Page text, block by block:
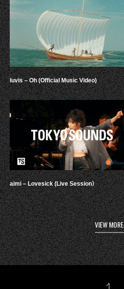
luvis – Oh (Official Music Video)
aimi – Lovesick (Live Session）
VIEW MORE